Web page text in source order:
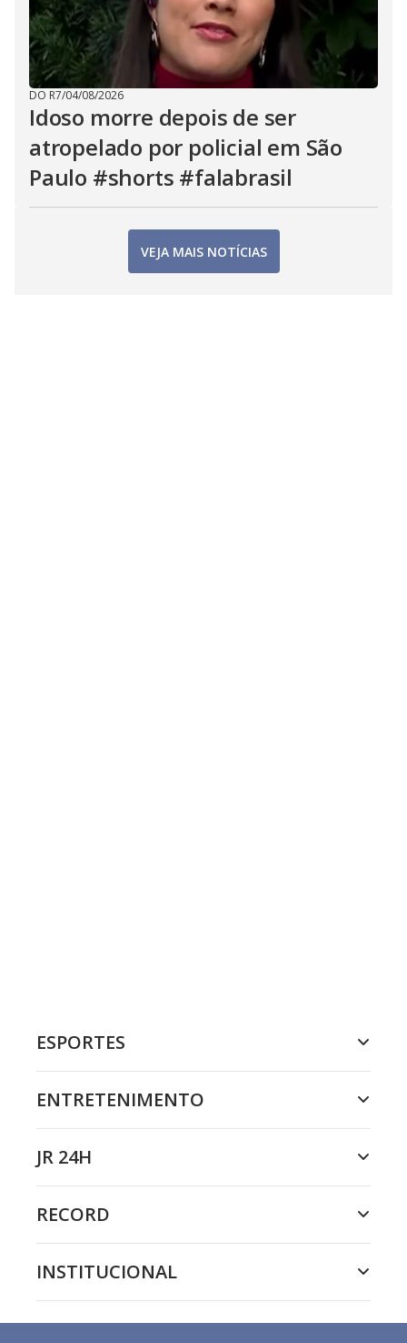
DO R7/04/08/2026
Idoso morre depois de ser
atropelado por policial em São
Paulo #shorts #falabrasil
VEJA MAIS NOTÍCIAS
ESPORTES
ENTRETENIMENTO
JR 24H
RECORD
INSTITUCIONAL